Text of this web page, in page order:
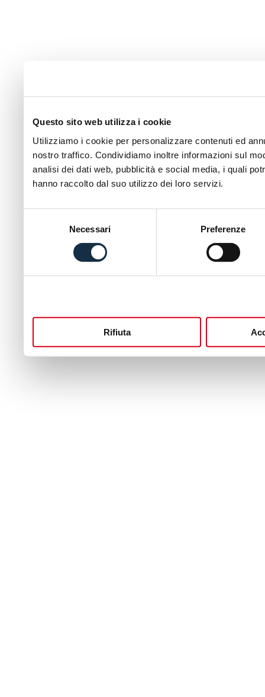
Questo sito web utilizza i cookie
Utilizziamo i cookie per personalizzare contenuti ed
nostro traffico. Condividiamo inoltre informazioni sul
analisi dei dati web, pubblicità e social media, i quali
hanno raccolto dal suo utilizzo dei loro servizi.
Necessari Preferenze
Rifiuta